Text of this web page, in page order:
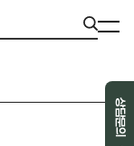
상담문의